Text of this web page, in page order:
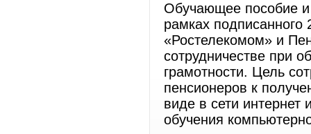
Обучающее пособие и
рамках
«Ростелекомом» и
сотрудничестве при
грамотности. Цель
пенсионеров к
виде в сети
обучения